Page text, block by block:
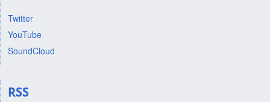
Twitter
YouTube
SoundCloud
RSS